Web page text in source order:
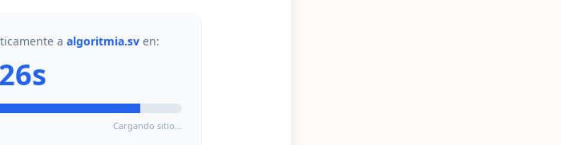
a algoritmia.sven:
26s
Cargando sitio...